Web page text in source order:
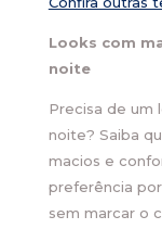
Looks com
noite
Precisa de um
noite? Saiba
macios e
preferência
sem marcar o